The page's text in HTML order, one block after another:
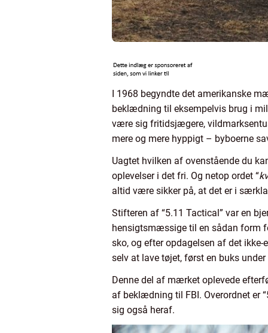
I 1968 begyndte det amerikanske
beklædning til eksempelvis brug i
være sig fritidsjægere,
mere og mere hyppigt – byboerne
Uagtet hvilken af ovenstående du
oplevelser i det fri. Og netop ordet “
altid være sikker på, at det er i
Stifteren af “5.11 Tactical” var en
hensigtsmæssige til en sådan form
sko, og efter opdagelsen af det
selv at lave tøjet, først en buks under
Denne del af mærket oplevede
af beklædning til FBI. Overordnet er
sig også heraf.